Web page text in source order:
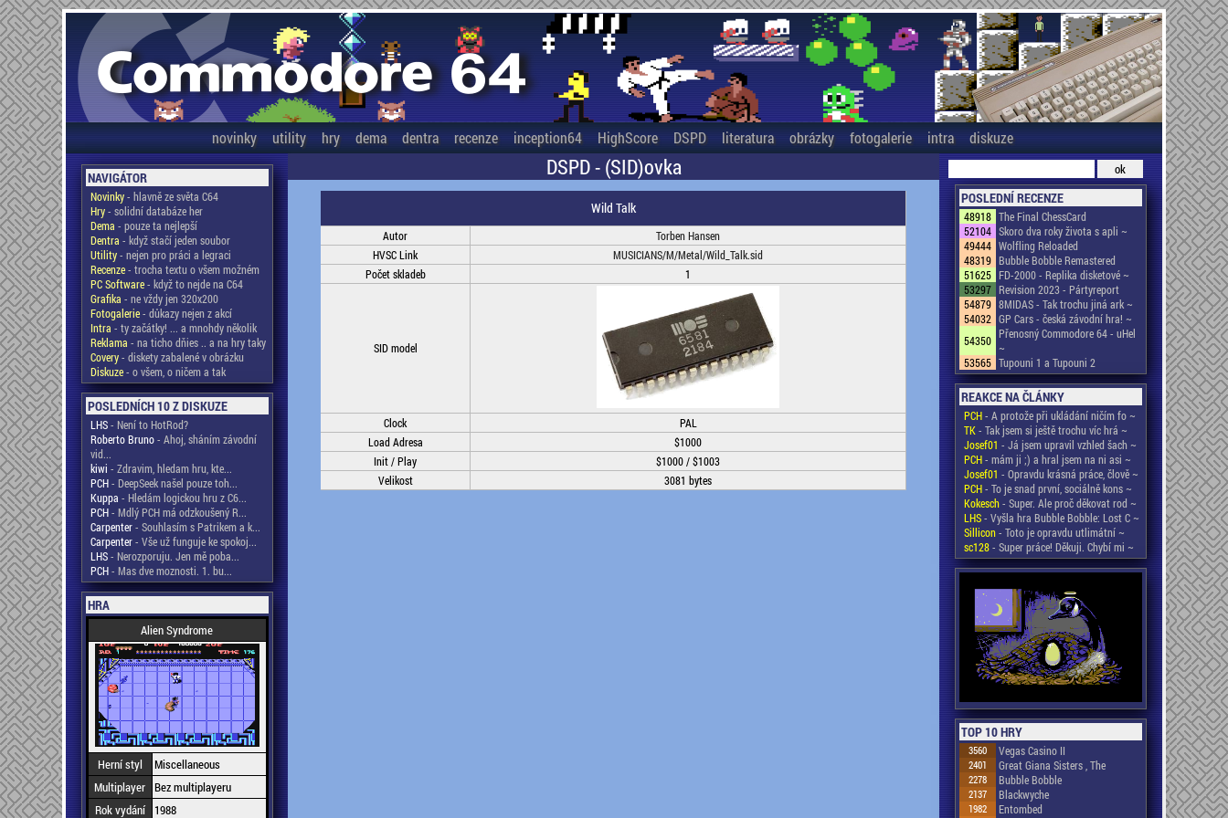
novinky utility hry dema dentra recenze inception64 HighScore DSPD literatura obrázky fotogalerie intra diskuze
NAVIGÁTOR
Novinky- hlavně ze světa C64
Hry- solidní databáze her
Dema - pouze ta nejlepší
Dentra - když stačí jeden soubor
Utility- nejen pro práci a legraci
Recenze- trocha textu o všem možném
PC Software- když to nejde na C64
Grafika - ne vždy jen 320x200
Fotogalerie- důkazy nejen z akcí
Intra - ty začátky! ... a mnohdy několik
Reklama - na ticho dňies .. a na hry taky
Covery- diskety zabalené v obrázku
Diskuze- o všem, o ničem a tak
POSLEDNÍCH 10 Z DISKUZE
LHS- Není to HotRod?
Roberto Bruno- Ahoj, sháním závodní
vid...
kiwi - Zdravim, hledam hru, kte...
PCH- DeepSeek našel pouze toh...
Kuppa - Hledám logickou hru z C6...
PCH- Mdlý PCH má odzkoušený R...
Carpenter- Souhlasím s Patrikem a k...
Carpenter- Vše už funguje ke spokoj...
LHS- Nerozporuju. Jen mě poba...
PCH- Mas dve moznosti. 1. bu...
HRA
Alien Syndrome
Herní styl
Miscellaneous
Multiplayer Bez multiplayeru
Rok vydání
1988
DSPD - (SID)ovka
Wild Talk
Autor
Torben Hansen
HVSC Link
MUSICIANS/M/Metal/Wild_Talk.sid
Počet skladeb
1
SID model
Clock
PAL
Load Adresa
$1000
Init / Play
$1000 / $1003
Velikost
3081 bytes
POSLEDNÍ RECENZE
48918 The Final ChessCard
52104 Skoro dva roky života s apli ~
49444 Wolfling Reloaded
48319 Bubble Bobble Remastered
51625 FD-2000 - Replika disketové ~
53297 Revision 2023 - Pártyreport
54879 8MIDAS - Tak trochu jiná ark ~
54032 GP Cars - česká závodní hra! ~
54350 Přenosný Commodore 64 - uHel
~
53565 Tupouni 1 a Tupouni 2
REAKCE NA ČLÁNKY
PCH- A protože při ukládání ničím fo ~
TK- Tak jsem si ještě trochu víc hrá ~
Josef01 - Já jsem upravil vzhled šach ~
PCH- mám ji ;) a hral jsem na ni asi ~
Josef01 - Opravdu krásná práce, člově ~
PCH- To je snad první, sociálně kons ~
Kokesch- Super. Ale proč děkovat rod ~
LHS- Vyšla hra Bubble Bobble: Lost C ~
Sillicon- Toto je opravdu utlimátní ~
sc128- Super práce! Děkuji. Chybí mi ~
TOP 10 HRY
3560 Vegas Casino II
2401 Great Giana Sisters , The
2278 Bubble Bobble
2137 Blackwyche
1982 Entombed